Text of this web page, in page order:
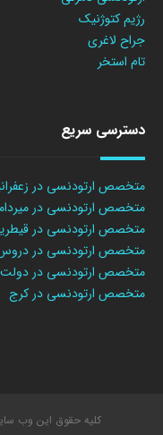
رژیم کتوژنیک
جراح لاغری
تام استخر
دسترسی سریع
متخصص ارتودنسی در
متخصص ارتودنسی در
متخصص ارتودنسی در
متخصص ارتودنسی در
متخصص ارتودنسی در دولت
متخصص ارتودنسی در کرج
کلیه حقوق این وب